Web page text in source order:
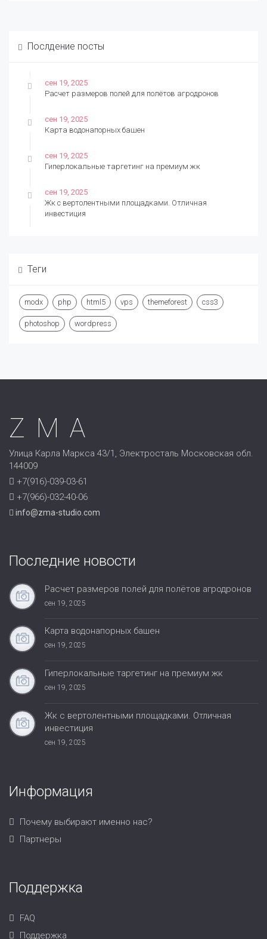
Послдение посты
сен 19, 2025
Расчет размеров полей для полётов агродронов
сен 19, 2025
Карта водонапорных башен
сен 19, 2025
Гиперлокальные таргетинг на премиум жк
сен 19, 2025
Жк с вертолентными площадками. Отличная
инвестиция
дек 26, 2016
Роль контента в раскрутке сайтов и привлечении
клиентов
Теги
modx php html5 vps themeforest css3
photoshop wordpress
ZMA
Улица Карла Маркса 43/1, Электросталь Московская обл.
144009
+7(916)-039-03-61
+7(966)-032-40-06
info@zma-studio.com
Последние новости
Расчет размеров полей для полётов агродронов
сен 19, 2025
Карта водонапорных башен
сен 19, 2025
Гиперлокальные таргетинг на премиум жк
сен 19, 2025
Жк с вертолентными площадками. Отличная
инвестиция
сен 19, 2025
Информация
Почему выбирают именно нас?
Партнеры
Поддержка
FAQ
Поддержка